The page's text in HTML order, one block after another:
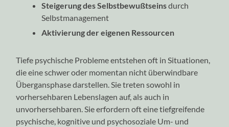
Steigerung des Selbstbewußtseinsdurch
Selbstmanagement
Aktivierung der eigenen Ressourcen
Tiefe psychische Probleme entstehen oft in Situationen,
die eine schwer oder momentan nicht überwindbare
Übergansphase darstellen. Sie treten sowohl in
vorhersehbaren Lebenslagen auf, als auch in
unvorhersehbaren. Sie erfordern oft eine tiefgreifende
psychische, kognitive und psychosoziale Um- und